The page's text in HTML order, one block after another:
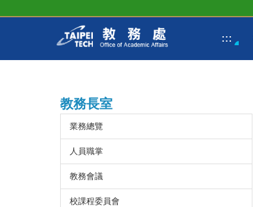
內
:::
教務長室
業務總覽
人員職掌
教務會議
校課程委員會